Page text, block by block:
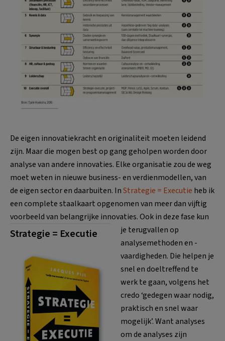
De eigen innovatiekracht en originaliteit moeten leidend
zijn. Maar die mogen best op gang geholpen worden door
analyse van andere innovaties. Elke organisatie zou de weg
moet weten in nieuwe business- en verdienmodellen, van
de eigen sector en daarbuiten. InStrategie = Executie heb ik
een complete staalkaart opgenomen van meer dan vijftig
voorbeeld van belangrijke innovaties.
Strategie = Executie
Ook in deze fase kun
je terugvallen op
analysemethoden en -
vaardigheden. Die helpen je
snel en doeltreffend te
werk te gaan, volgens het
credo ‘gedegen waar nodig,
praktisch en snel waar
mogelijk’. Want analyses
om de analyses zijn